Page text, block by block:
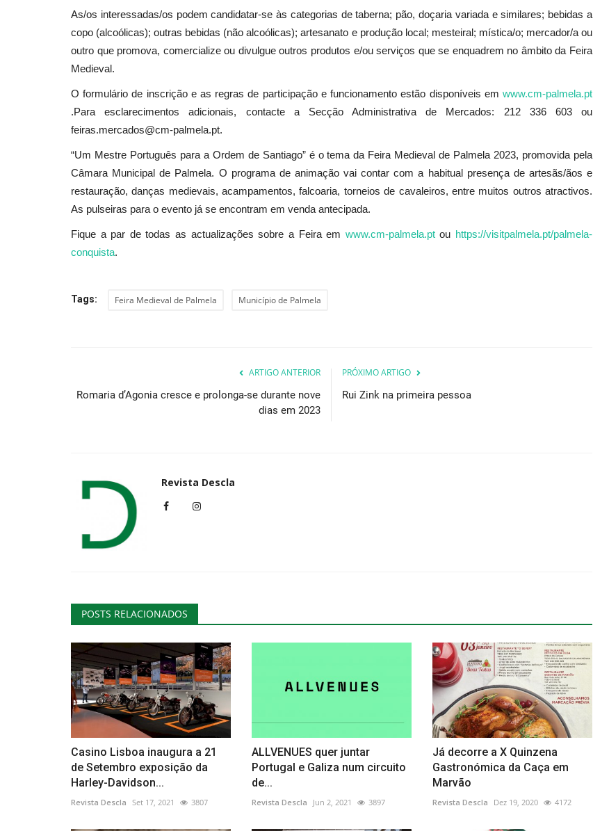
As/os interessadas/os podem candidatar-se às categorias de taberna; pão, doçaria variada e similares; bebidas a
copo (alcoólicas); outras bebidas (não alcoólicas); artesanato e produção local; mesteiral; mística/o; mercador/a ou
outro que promova, comercialize ou divulgue outros produtos e/ou serviços que se enquadrem no âmbito da Feira
Medieval.
O formulário de inscrição e as regras de participação e funcionamento estão disponíveis em www.cm-palmela.pt
.Para esclarecimentos adicionais, contacte a Secção Administrativa de Mercados: 212 336 603 ou
feiras.mercados@cm-palmela.pt.
“Um Mestre Português para a Ordem de Santiago” é o tema da Feira Medieval de Palmela 2023, promovida pela
Câmara Municipal de Palmela. O programa de animação vai contar com a habitual presença de artesãs/ãos e
restauração, danças medievais, acampamentos, falcoaria, torneios de cavaleiros, entre muitos outros atractivos.
As pulseiras para o evento já se encontram em venda antecipada.
Fique a par de todas as actualizações sobre a Feira em www.cm-palmela.ptou https://visitpalmela.pt/palmela-
conquista.
Tags: Feira Medieval de Palmela Município de Palmela
ARTIGO ANTERIOR
Romaria d’Agonia cresce e prolonga-se durante nove
dias em 2023
PRÓXIMO ARTIGO
Rui Zink na primeira pessoa
Revista Descla
POSTS RELACIONADOS
Casino Lisboa inaugura a 21
de Setembro exposição da
Harley-Davidson...
Revista Descla Set 17, 2021 3807
ALLVENUES quer juntar
Portugal e Galiza num circuito
de...
Revista Descla Jun 2, 2021 3897
Já decorre a X Quinzena
Gastronómica da Caça em
Marvão
Revista Descla Dez 19, 2020 4172
Dinossauros regressam ao Alegro
Montijo para uma experiência...
Revista Descla